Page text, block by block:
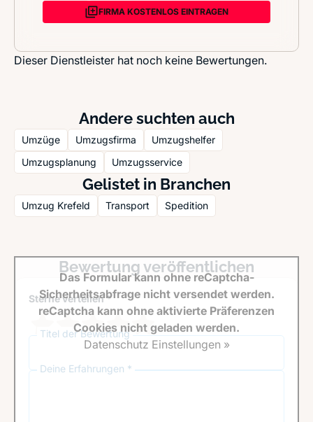
FIRMA KOSTENLOS EINTRAGEN
Dieser Dienstleister hat noch keine Bewertungen.
Andere suchten auch
Umzüge Umzugsfirma
Umzugshelfer
Umzugsplanung
Umzugsservice
Gelistet in Branchen
Umzug Krefeld Transport Spedition
Bewertung veröffentlichen
Sterne verteilen *
Titel der Bewertung
Deine Erfahrungen *
Das Formular kann ohne reCaptcha-
Sicherheitsabfrage nicht versendet werden.
reCaptcha kann ohne aktivierte Präferenzen
Cookies nicht geladen werden.
Datenschutz Einstellungen »